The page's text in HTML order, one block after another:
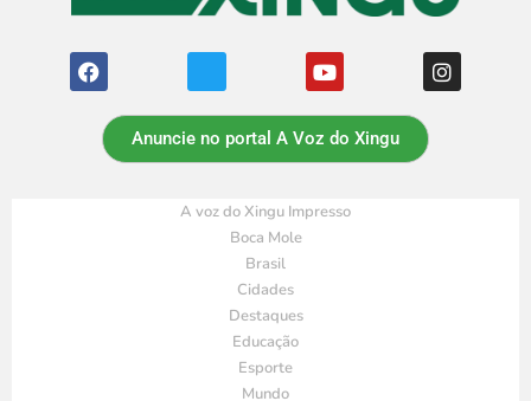
Anuncie no portal A Voz do Xingu
A voz do Xingu Impresso
Boca Mole
Brasil
Cidades
Destaques
Educação
Esporte
Mundo